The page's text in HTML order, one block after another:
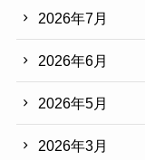
2026年7月
2026年6月
2026年5月
2026年3月